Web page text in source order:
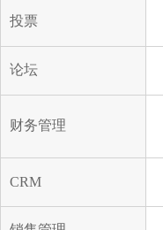
投票
论坛
财务管理
CRM